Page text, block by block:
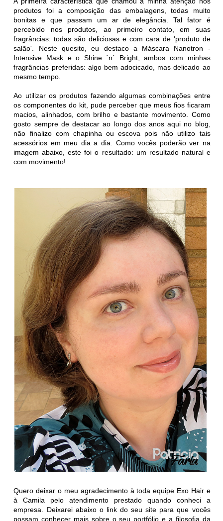
produtos foi a composição das embalagens, todas muito
bonitas e que passam um ar de elegância. Tal fator é
percebido nos produtos, ao primeiro contato, em suas
fragrâncias: todas são deliciosas e com cara de 'produto de
salão'. Neste quesito, eu destaco a Máscara Nanotron -
Intensive Mask e o Shine ´n´ Bright, ambos com minhas
fragrâncias preferidas: algo bem adocicado, mas delicado ao
mesmo tempo.
Ao utilizar os produtos fazendo algumas combinações entre
os componentes do kit, pude perceber que meus fios ficaram
macios, alinhados, com brilho e bastante movimento. Como
gosto sempre de destacar ao longo dos anos aqui no blog,
não finalizo com chapinha ou escova pois não utilizo tais
acessórios em meu dia a dia. Como vocês poderão ver na
imagem abaixo, este foi o resultado: um resultado natural e
com movimento!
Quero deixar o meu agradecimento à toda equipe Exo Hair e
à Camila pelo atendimento prestado quando conheci a
empresa. Deixarei abaixo o link do seu site para que vocês
possam conhecer mais sobre o seu portfólio e a filosofia da